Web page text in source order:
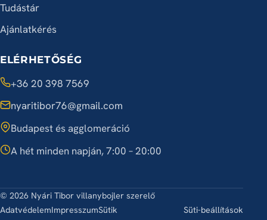
Tudástár
Ajánlatkérés
ELÉRHETŐSÉG
+36 20 398 7569
nyaritibor76@gmail.com
Budapest és agglomeráció
A hét minden napján, 7:00 – 20:00
© 2026 Nyári Tibor villanybojler szerelő
AdatvédelemImpresszumSütik
Süti-beállítások